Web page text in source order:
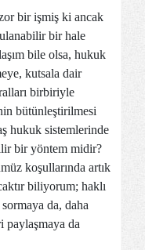
bir işmiş ki ancak
bir hale
bile olsa, hukuk
kutsala dair
birbiriyle
bütünleştirilmesi
hukuk sistemlerinde
bir yöntem midir?
koşullarında artık
biliyorum; haklı
da, daha
paylaşmaya da